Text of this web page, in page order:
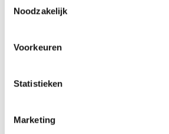
Noodzakelijk
Voorkeuren
Statistieken
Marketing
J9 Impressa
J9.4 Impressa
J85 Impressa
J95